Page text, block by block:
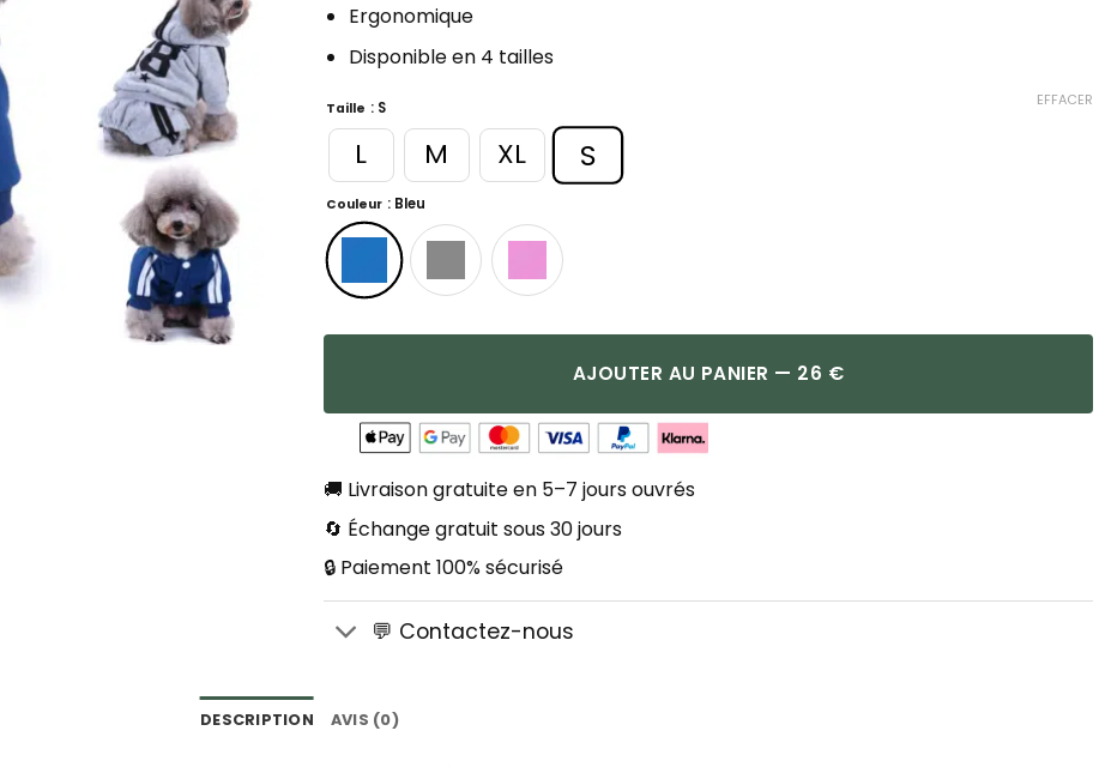
Ergonomique
Disponible en 4 tailles
Taille : S
L M XL S
Couleur : Bleu
EFFACER
AJOUTER AU PANIER — 26 €
🚚 Livraison gratuite en 5–7 jours ouvrés
🔄 Échange gratuit sous 30 jours
🔒 Paiement 100% sécurisé
💬 Contactez-nous
DESCRIPTION AVIS (0)